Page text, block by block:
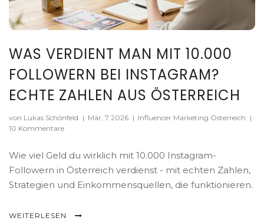
WAS VERDIENT MAN MIT 10.000
FOLLOWERN BEI INSTAGRAM?
ECHTE ZAHLEN AUS ÖSTERREICH
von Lukas Schönfeld | Mär, 7 2026 | Influencer Marketing Österreich |
10 Kommentare
Wie viel Geld du wirklich mit 10.000 Instagram-
Followern in Österreich verdienst - mit echten Zahlen,
Strategien und Einkommensquellen, die funktionieren.
WEITERLESEN